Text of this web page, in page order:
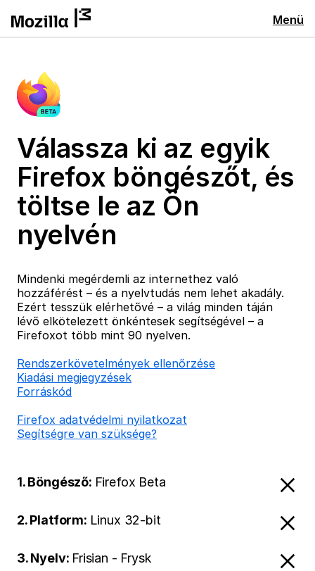
Menü
Válassza ki az egyik
Firefox böngészőt, és
töltse le az Ön
nyelvén
Mindenki megérdemli az internethez való
hozzáférést – és a nyelvtudás nem lehet akadály.
Ezért tesszük elérhetővé – a világ minden táján
lévő elkötelezett önkéntesek segítségével – a
Firefoxot több mint 90 nyelven.
Rendszerkövetelmények ellenőrzése
Kiadási megjegyzések
Forráskód
Firefox adatvédelmi nyilatkozat
Segítségre van szüksége?
1. Böngésző: Firefox Beta
2. Platform: Linux 32-bit
3. Nyelv: Frisian - Frysk